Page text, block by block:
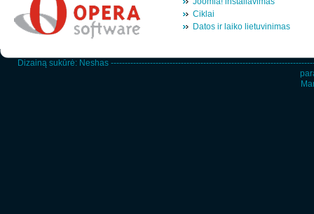
Ciklai
Datos ir laiko lietuvinimas
Dizainą sukūrė: Neshas